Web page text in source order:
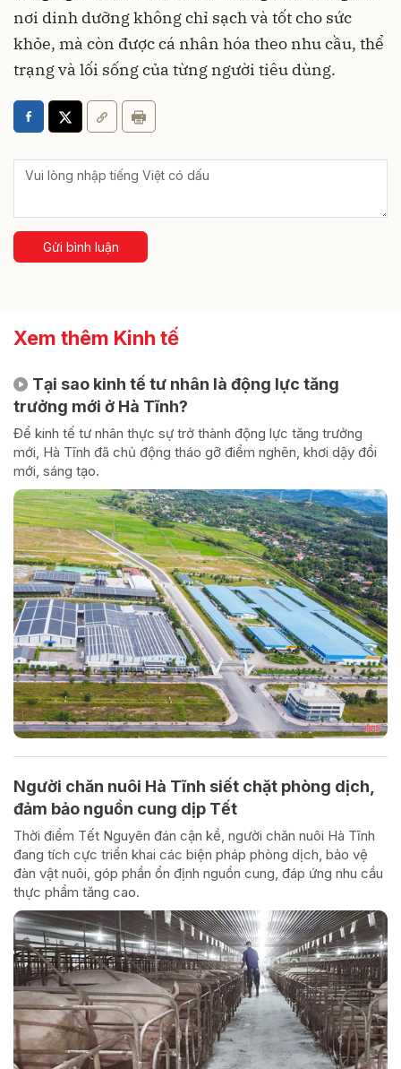
nơi dinh dưỡng không chỉ sạch và tốt cho sức
khỏe, mà còn được cá nhân hóa theo nhu cầu, thể
trạng và lối sống của từng người tiêu dùng.
Gửi bình luận
Xem thêm Kinh tế
Tại sao kinh tế tư nhân là động lực tăng
trưởng mới ở Hà Tĩnh?
Để kinh tế tư nhân thực sự trở thành động lực tăng trưởng
mới, Hà Tĩnh đã chủ động tháo gỡ điểm nghẽn, khơi dậy đổi
mới, sáng tạo.
Người chăn nuôi Hà Tĩnh siết chặt phòng dịch,
đảm bảo nguồn cung dịp Tết
Thời điểm Tết Nguyên đán cận kề, người chăn nuôi Hà Tĩnh
đang tích cực triển khai các biện pháp phòng dịch, bảo vệ
đàn vật nuôi, góp phần ổn định nguồn cung, đáp ứng nhu cầu
thực phẩm tăng cao.